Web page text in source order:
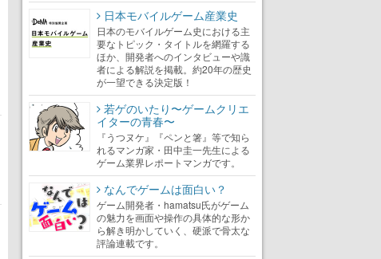
日本モバイルゲーム産業史
日本のモバイルゲーム史における主
要なトピック・タイトルを網羅する
ほか、開発者へのインタビューや識
者による解説を掲載。約20年の歴史
が一望できる決定版！
若ゲのいたり〜ゲームクリエ
イターの青春〜
『うつヌケ』『ペンと箸』等で知ら
れるマンガ家・田中圭一先生による
ゲーム業界レポートマンガです。
なんでゲームは面白い？
ゲーム開発者・hamatsu氏がゲーム
の魅力を画面や操作の具体的な形か
ら解き明かしていく、硬派で骨太な
評論連載です。